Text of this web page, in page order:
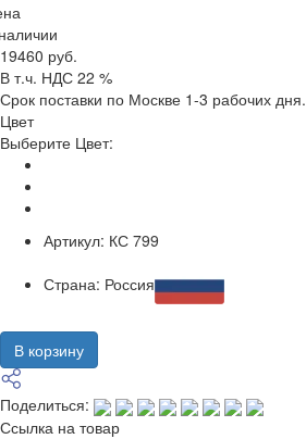
19460 руб.
В т.ч. НДС 22 %
Срок поставки по Москве 1-3 рабочих дня.
Цвет
Выберите Цвет:
Артикул: КС 799
Страна: Россия
В корзину
Поделиться:
Ссылка на товар